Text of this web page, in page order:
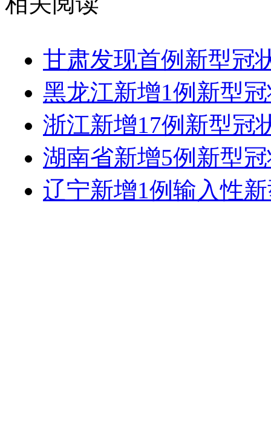
甘肃发现首例新型冠
黑龙江新增1例新型
浙江新增17例新型冠
湖南省新增5例新型
辽宁新增1例输入性